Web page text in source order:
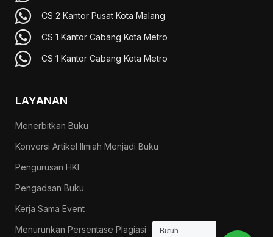
CS 2 Kantor Pusat Kota Malang
CS 1 Kantor Cabang Kota Metro
CS 1 Kantor Cabang Kota Metro
LAYANAN
Menerbitkan Buku
Konversi Artikel Ilmiah Menjadi Buku
Pengurusan HKI
Pengadaan Buku
Kerja Sama Event
Menurunkan Persentase Plagiasi
Butuh